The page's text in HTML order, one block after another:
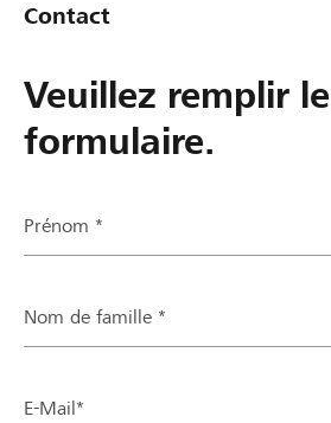
Contact
Veuillez remplir le
formulaire.
Prénom *
Nom de famille *
E-Mail*